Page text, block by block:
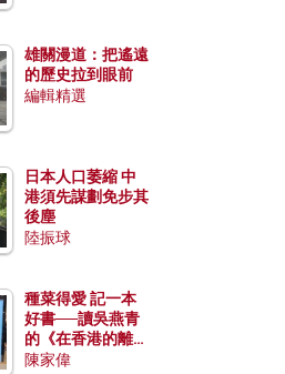
雄關漫道：把遙遠
的歷史拉到眼前
編輯精選
日本人口萎縮 中
港須先謀劃免步其
後塵
陸振球
種菜得愛 記一本
好書──讀吳燕青
的《在香港的離島
種菜》
陳家偉